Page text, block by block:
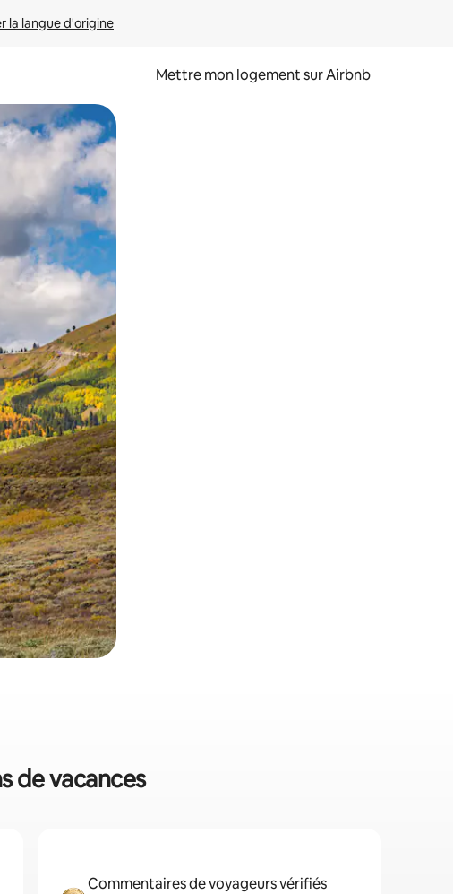
la langue d'origine
Mettre mon logement sur Airbnb
en faisant glisser.
de vacances
Commentaires de voyageurs vérifiés